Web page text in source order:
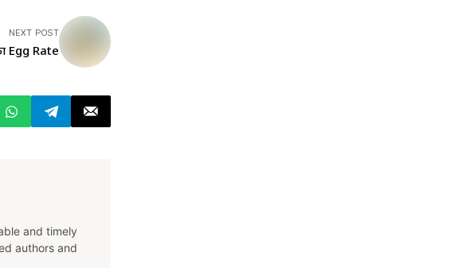
NEXT POST
Rate
and timely
authors and